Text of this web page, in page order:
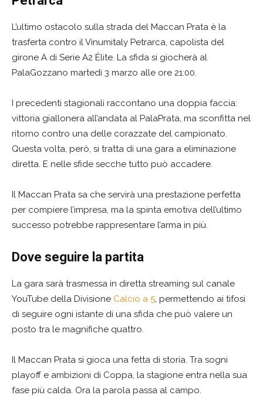
L’ultimo ostacolo sulla strada del Maccan Prata è la
trasferta contro il Vinumitaly Petrarca, capolista del
girone A di Serie A2 Élite. La sfida si giocherà al
PalaGozzano martedì 3 marzo alle ore 21:00.
I precedenti stagionali raccontano una doppia faccia:
vittoria giallonera all’andata al PalaPrata, ma sconfitta nel
ritorno contro una delle corazzate del campionato.
Questa volta, però, si tratta di una gara a eliminazione
diretta. E nelle sfide secche tutto può accadere.
Il Maccan Prata sa che servirà una prestazione perfetta
per compiere l’impresa, ma la spinta emotiva dell’ultimo
successo potrebbe rappresentare l’arma in più.
Dove seguire la partita
La gara sarà trasmessa in diretta streaming sul canale
YouTube della Divisione Calcio a 5, permettendo ai tifosi
di seguire ogni istante di una sfida che può valere un
posto tra le magnifiche quattro.
Il Maccan Prata si gioca una fetta di storia. Tra sogni
playoff e ambizioni di Coppa, la stagione entra nella sua
fase più calda. Ora la parola passa al campo.